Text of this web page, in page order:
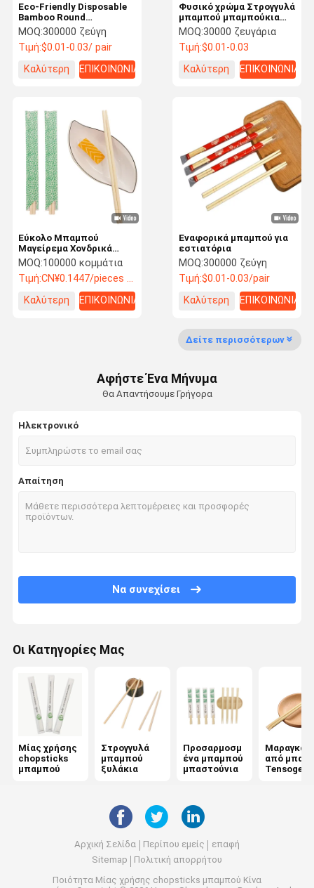
Σπίτι Προϊόντα
Επισκέψεις
Εργοστάσιο
Μίας χρήσης chopsticks μπαμπού
Στρογγυλά μπαμπού ξυλάκια
Προσαρμοσμένα μπαμπού μπαστούνια
Μαραγκάκια από μπαμπού Tensoge
Γιαπωνέζικα μαγείρεμα σούσι
Ιαπωνικά ξυλάκια
Γυμνά Μαστίγια
Ατομικά τυλιγμένα ραβδιά
Μπαμπού για μπάρμπεκιου
Μίας χρήσης μαχαιροπήρουνα μπαμπού
μίας χρήσης καλαθάκι με φαγητό
Ρίκιου μπαστούνια
Μπαμπού Οδοντόβουρτσα με Μαλακές Τρίχες
Φυσικό χρώμα Στρογγυλά
μπαμπού μπαμπούκια
Κινέζικα μπαμπούκια Α
βαθμού
MOQ:30000 ζευγάρια
Τιμή:$0.01-0.03
Καλύτερη
ΕΠΙΚΟΙΝΩΝΙΑ
Eco-Friendly Disposable
Bamboo Round
Chopsticks with
200mm/225mm Length
and 5.0mm Diameter for
Restaurant Use
MOQ:300000 ζεύγη
Τιμή:$0.01-0.03/ pair
Καλύτερη
ΕΠΙΚΟΙΝΩΝΙΑ
Εναφορικά μπαμπού για
εστιατόρια
MOQ:300000 ζεύγη
Τιμή:$0.01-0.03/pair
Καλύτερη
ΕΠΙΚΟΙΝΩΝΙΑ
Εύκολο Μπαμπού
Μαγείρεμα Χονδρικά
Αβλαβή Προσαρμόσιμα
για Sashimi και Sushi
MOQ:100000 κομμάτια
Τιμή:CN¥0.1447/pieces 100000-499999 pieces
Καλύτερη
ΕΠΙΚΟΙΝΩΝΙΑ
Δείτε περισσότερων
Αφήστε Ένα Μήνυμα
Θα Απαντήσουμε Γρήγορα
Ηλεκτρονικό
Απαίτηση
Να συνεχίσει
Οι Κατηγορίες Μας
Μίας χρήσης
chopsticks
μπαμπού
Στρογγυλά
μπαμπού
ξυλάκια
Προσαρμοσμ
ένα μπαμπού
μπαστούνια
από
Tensoge
Αρχική Σελίδα Περίπου εμείς
επαφή
Sitemap
Πολιτική απορρήτου
Ποιότητα Μίας χρήσης chopsticks μπαμπού Κίνα